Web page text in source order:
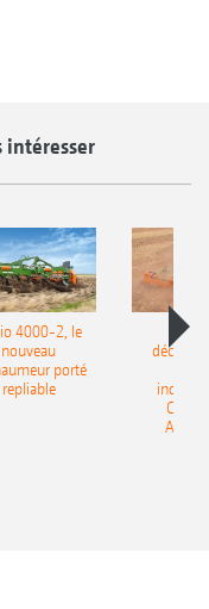
intéresser
4000-2, le
nouveau
porté
repliable